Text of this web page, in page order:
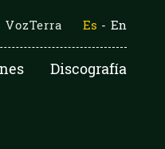
VozTerra Es - En
Discografía